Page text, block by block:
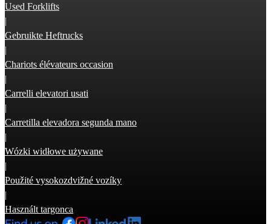
Used Forklifts
|
Gebruikte Heftrucks
|
Chariots élévateurs occasion
|
Carrelli elevatori usati
|
Carretilla elevadora segunda mano
|
Wózki widłowe używane
|
Použité vysokozdvižné vozíky
|
Használt targonca